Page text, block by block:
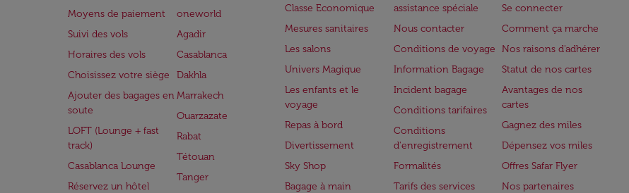
Moyens de paiement
Suivi des vols
Horaires des vols
Choisissez votre siège
Ajouter des bagages en
soute
LOFT (Lounge + fast
track)
Casablanca Lounge
Réservez un hôtel
oneworld
Agadir
Casablanca
Dakhla
Marrakech
Ouarzazate
Rabat
Tétouan
Tanger
Classe Economique
Mesures sanitaires
Les salons
Univers Magique
Les enfants et le
voyage
Repas à bord
Divertissement
Sky Shop
Bagage à main
assistance spéciale
Nous contacter
Conditions de voyage
Information Bagage
Incident bagage
Conditions tarifaires
Conditions
d'enregistrement
Formalités
Tarifs des services
Se connecter
Comment ça marche
Nos raisons d'adhérer
Statut de nos cartes
Avantages de nos
cartes
Gagnez des miles
Dépensez vos miles
Offres Safar Flyer
Nos partenaires